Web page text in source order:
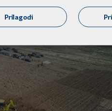
Prilagodi